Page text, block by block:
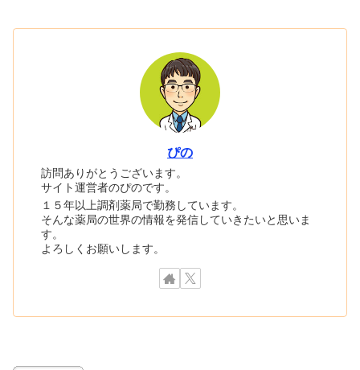
ぴの
訪問ありがとうございます。
サイト運営者のぴのです。
１５年以上調剤薬局で勤務しています。
そんな薬局の世界の情報を発信していきたいと思いま
す。
よろしくお願いします。